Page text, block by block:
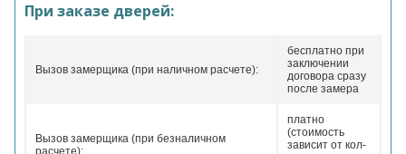
При заказе дверей:
Вызов замерщика (при наличном расчете):
бесплатно при
заключении
договора сразу
после замера
Вызов замерщика (при безналичном
расчете):
платно
(стоимость
зависит от кол-